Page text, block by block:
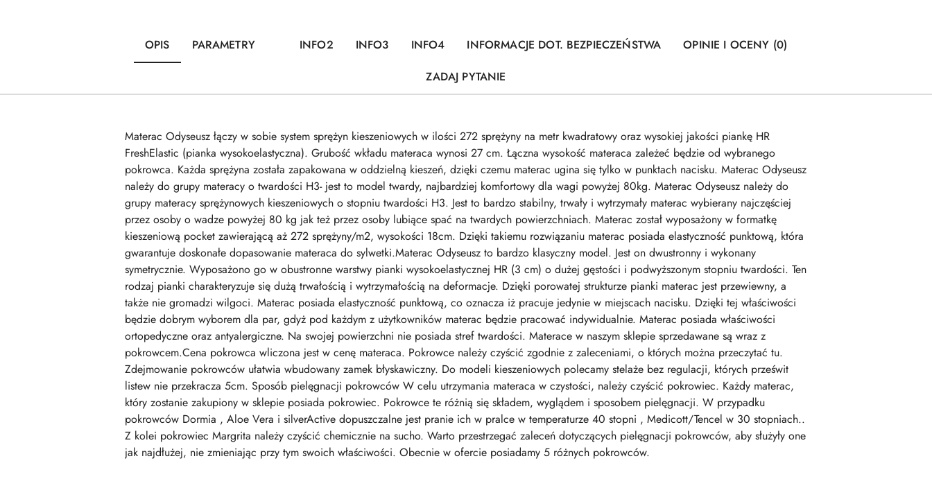
OPIS PARAMETRY INFO2 INFO3 INFO4 INFORMACJE DOT. BEZPIECZEŃSTWA
OPINIE I OCENY (0)
ZADAJ PYTANIE
Materac Odyseusz łączy w sobie system sprężyn kieszeniowych w ilości 272 sprężyny na metr kwadratowy oraz wysokiej jakości piankę HR
FreshElastic (pianka wysokoelastyczna). Grubość wkładu materaca wynosi 27 cm. Łączna wysokość materaca zależeć będzie od wybranego
pokrowca. Każda sprężyna została zapakowana w oddzielną kieszeń, dzięki czemu materac ugina się tylko w punktach nacisku. Materac Odyseusz
należy do grupy materacy o twardości H3- jest to model twardy, najbardziej komfortowy dla wagi powyżej 80kg. Materac Odyseusz należy do
grupy materacy sprężynowych kieszeniowych o stopniu twardości H3. Jest to bardzo stabilny, trwały i wytrzymały materac wybierany najczęściej
przez osoby o wadze powyżej 80 kg jak też przez osoby lubiące spać na twardych powierzchniach. Materac został wyposażony w formatkę
kieszeniową pocket zawierającą aż 272 sprężyny/m2, wysokości 18cm. Dzięki takiemu rozwiązaniu materac posiada elastyczność punktową, która
gwarantuje doskonałe dopasowanie materaca do sylwetki.Materac Odyseusz to bardzo klasyczny model. Jest on dwustronny i wykonany
symetrycznie. Wyposażono go w obustronne warstwy pianki wysokoelastycznej HR (3 cm) o dużej gęstości i podwyższonym stopniu twardości. Ten
rodzaj pianki charakteryzuje się dużą trwałością i wytrzymałością na deformacje. Dzięki porowatej strukturze pianki materac jest przewiewny, a
także nie gromadzi wilgoci. Materac posiada elastyczność punktową, co oznacza iż pracuje jedynie w miejscach nacisku. Dzięki tej właściwości
będzie dobrym wyborem dla par, gdyż pod każdym z użytkowników materac będzie pracować indywidualnie. Materac posiada właściwości
ortopedyczne oraz antyalergiczne. Na swojej powierzchni nie posiada stref twardości. Materace w naszym sklepie sprzedawane są wraz z
pokrowcem.Cena pokrowca wliczona jest w cenę materaca. Pokrowce należy czyścić zgodnie z zaleceniami, o których można przeczytać tu.
Zdejmowanie pokrowców ułatwia wbudowany zamek błyskawiczny. Do modeli kieszeniowych polecamy stelaże bez regulacji, których prześwit
listew nie przekracza 5cm. Sposób pielęgnacji pokrowców W celu utrzymania materaca w czystości, należy czyścić pokrowiec. Każdy materac,
który zostanie zakupiony w sklepie posiada pokrowiec. Pokrowce te różnią się składem, wyglądem i sposobem pielęgnacji. W przypadku
pokrowców Dormia , Aloe Vera i silverActive dopuszczalne jest pranie ich w pralce w temperaturze 40 stopni , Medicott/Tencel w 30 stopniach..
Z kolei pokrowiec Margrita należy czyścić chemicznie na sucho. Warto przestrzegać zaleceń dotyczących pielęgnacji pokrowców, aby służyły one
jak najdłużej, nie zmieniając przy tym swoich właściwości. Obecnie w ofercie posiadamy 5 różnych pokrowców.